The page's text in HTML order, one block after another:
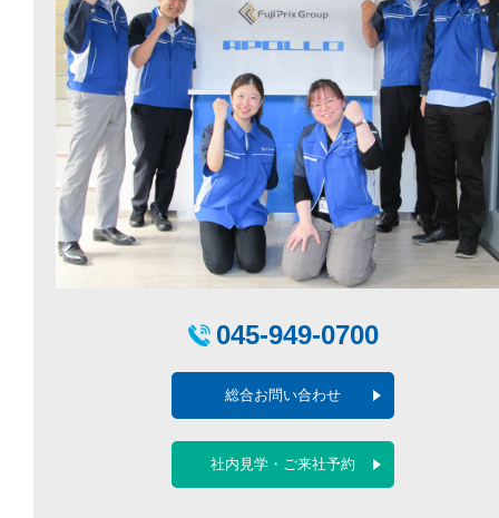
045-949-0700
総合お問い合わせ
社内見学・ご来社予約